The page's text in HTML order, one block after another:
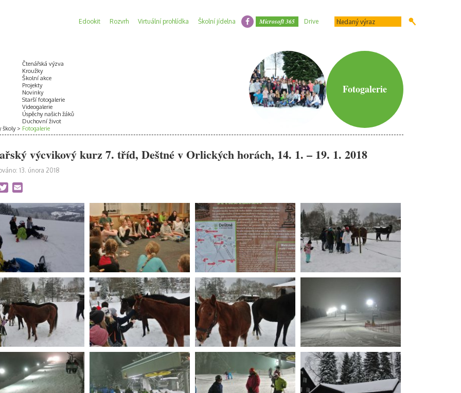
Edookit Rozvrh Virtuální prohlídka Školní jídelna Microsoft 365 Drive
školy
Čtenářská výzva
Kroužky
Školní akce
Projekty
Novinky
Starší fotogalerie
Videogalerie
Úspěchy našich žáků
Duchovní život
Fotogalerie
Fotogalerie
výcvikový kurz 7. tříd, Deštné v Orlických horách, 14. 1. – 19. 1. 2018
13. února 2018
Twitter